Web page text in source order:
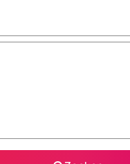
resultaten beschikbaar